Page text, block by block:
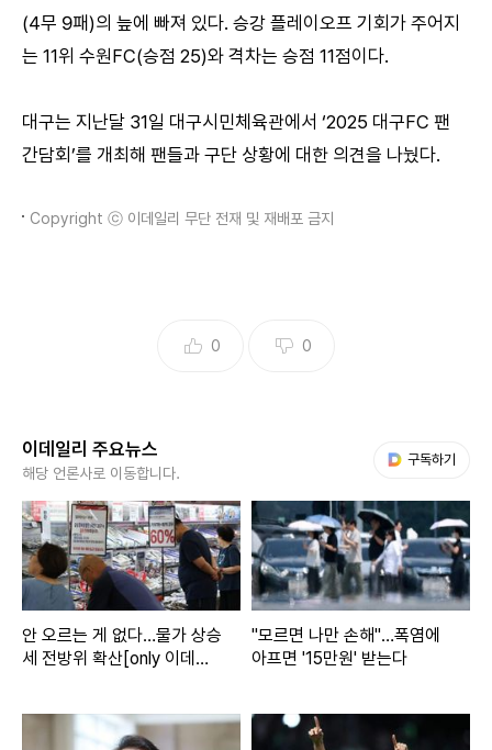
(4무 9패)의 늪에 빠져 있다. 승강 플레이오프 기회가 주어지
는 11위 수원FC(승점 25)와 격차는 승점 11점이다.
대구는 지난달 31일 대구시민체육관에서 ‘2025 대구FC 팬
간담회’를 개최해 팬들과 구단 상황에 대한 의견을 나눴다.
Copyright ⓒ 이데일리 무단 전재 및 재배포 금지
0 0
이데일리 주요뉴스
해당 언론사로 이동합니다.
구독하기
안 오르는 게 없다…물가 상승
세 전방위 확산[only 이데일
"모르면 나만 손해"…폭염에
아프면 '15만원' 받는다